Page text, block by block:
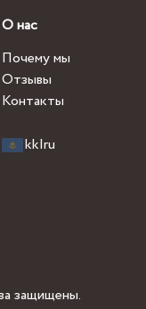
О нас
Почему мы
Отзывы
Контакты
kk|ru
защищены.